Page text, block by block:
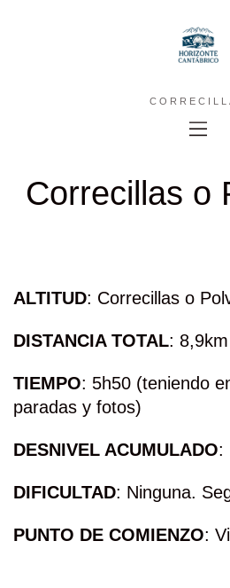
Correcillas o
ALTITUD: Correcillas o
DISTANCIA TOTAL: 8,9km
TIEMPO: 5h50 (teniendo
paradas y fotos)
DESNIVEL ACUMULADO:
DIFICULTAD: Ninguna.
PUNTO DE COMIENZO: